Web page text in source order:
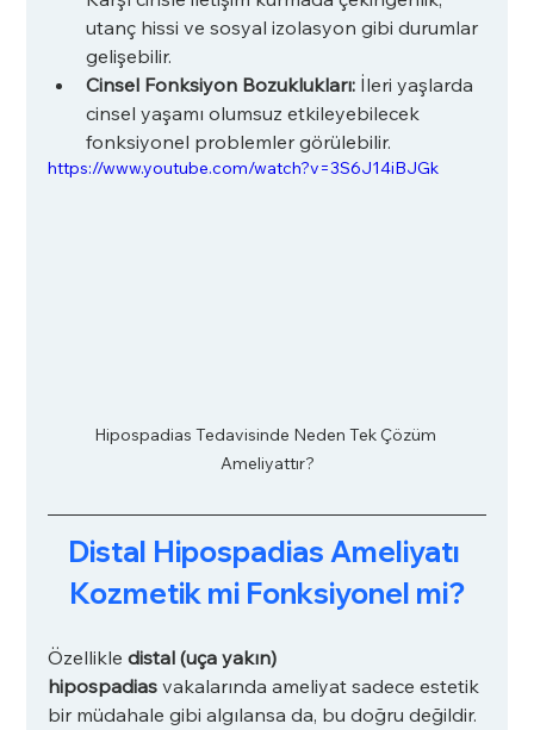
utanç hissi ve sosyal izolasyon gibi durumlar
gelişebilir.
Cinsel Fonksiyon Bozuklukları: İleri yaşlarda
cinsel yaşamı olumsuz etkileyebilecek
fonksiyonel problemler görülebilir.
https://www.youtube.com/watch?v=3S6J14iBJGk
Hipospadias Tedavisinde Neden Tek Çözüm
Ameliyattır?
Distal Hipospadias Ameliyatı
Kozmetik mi Fonksiyonel mi?
Özellikle distal (uça yakın)
hipospadias vakalarında ameliyat sadece estetik
bir müdahale gibi algılansa da, bu doğru değildir.